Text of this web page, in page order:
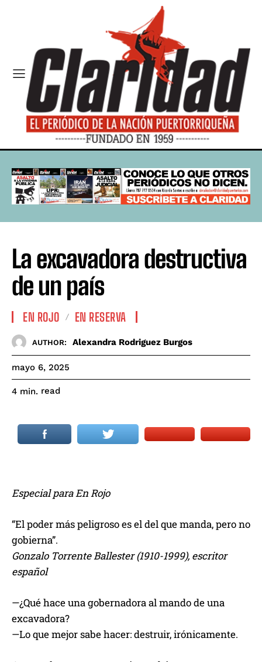
La excavadora destructiva
de un país
EN ROJO EN RESERVA
AUTHOR: Alexandra Rodriguez Burgos
mayo 6, 2025
4 min. read
Especial para En Rojo
“El poder más peligroso es el del que manda, pero no
gobierna”.
Gonzalo Torrente Ballester (1910-1999), escritor
español
—¿Qué hace una gobernadora al mando de una
excavadora?
—Lo que mejor sabe hacer: destruir, irónicamente.